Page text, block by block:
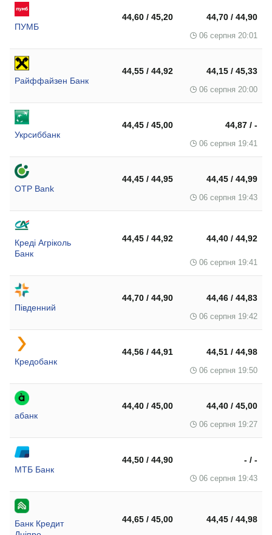
ПУМБ
44,60 / 45,20 44,70 / 44,90
06 серпня 20:01
Райффайзен Банк
44,55 / 44,92 44,15 / 45,33
06 серпня 20:00
Укрсиббанк
44,45 / 45,00 44,87 / -
06 серпня 19:41
OTP Bank
44,45 / 44,95 44,45 / 44,99
06 серпня 19:43
Креді Агріколь
Банк
44,45 / 44,92 44,40 / 44,92
06 серпня 19:41
Південний
44,70 / 44,90 44,46 / 44,83
06 серпня 19:42
Кредобанк
44,56 / 44,91 44,51 / 44,98
06 серпня 19:50
абанк
44,40 / 45,00 44,40 / 45,00
06 серпня 19:27
МТБ Банк
44,50 / 44,90 - / -
06 серпня 19:43
Банк Кредит
44,65 / 45,00 44,45 / 44,98